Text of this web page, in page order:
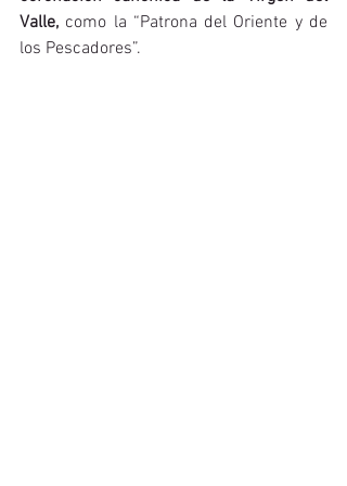
Valle, como la “Patrona del Oriente y de
los Pescadores”.